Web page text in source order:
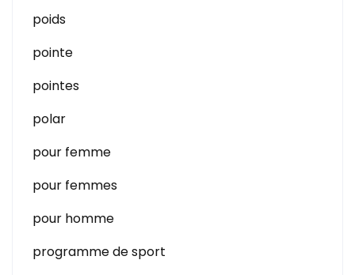
poids
pointe
pointes
polar
pour femme
pour femmes
pour homme
programme de sport